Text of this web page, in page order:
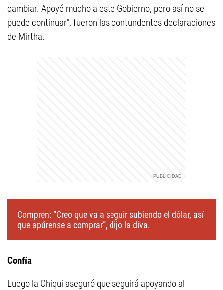
cambiar. Apoyé mucho a este Gobierno, pero así no se
puede continuar”, fueron las contundentes declaraciones
de Mirtha.
Compren: “Creo que va a seguir subiendo el dólar, así
que apúrense a comprar”, dijo la diva.
Confía
Luego la Chiqui aseguró que seguirá apoyando al